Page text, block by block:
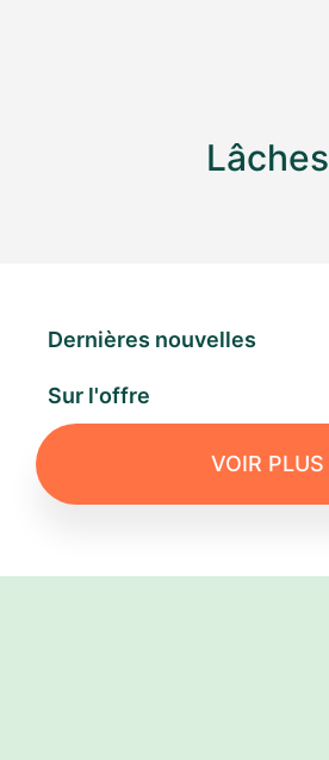
Lâches
Dernières nouvelles
Sur l'offre
VOIR PLUS